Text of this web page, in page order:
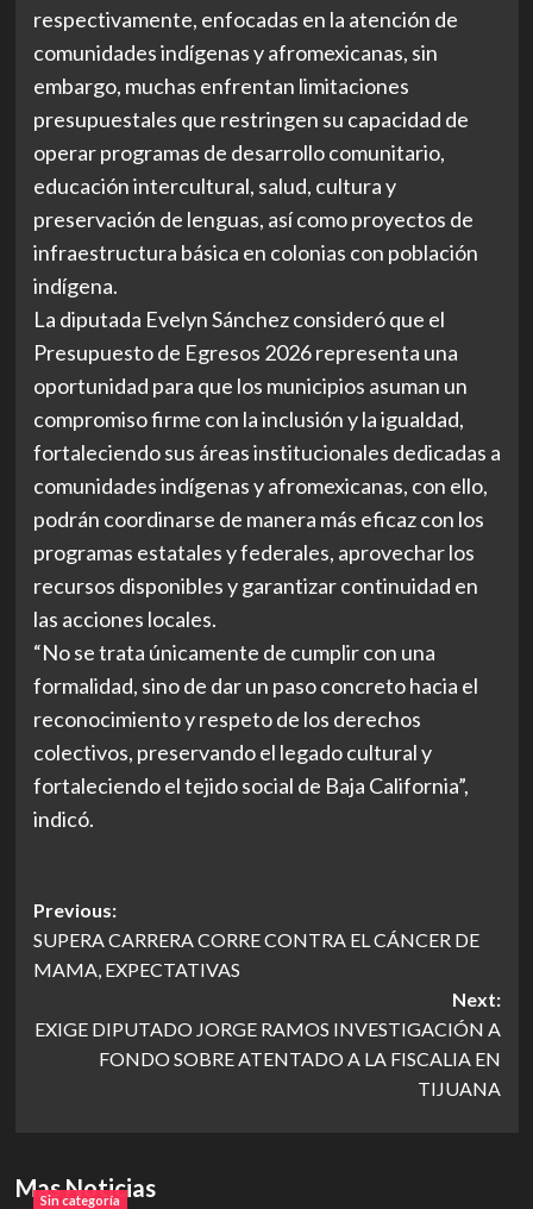
respectivamente, enfocadas en la atención de
comunidades indígenas y afromexicanas, sin
embargo, muchas enfrentan limitaciones
presupuestales que restringen su capacidad de
operar programas de desarrollo comunitario,
educación intercultural, salud, cultura y
preservación de lenguas, así como proyectos de
infraestructura básica en colonias con población
indígena.
La diputada Evelyn Sánchez consideró que el
Presupuesto de Egresos 2026 representa una
oportunidad para que los municipios asuman un
compromiso firme con la inclusión y la igualdad,
fortaleciendo sus áreas institucionales dedicadas a
comunidades indígenas y afromexicanas, con ello,
podrán coordinarse de manera más eficaz con los
programas estatales y federales, aprovechar los
recursos disponibles y garantizar continuidad en
las acciones locales.
“No se trata únicamente de cumplir con una
formalidad, sino de dar un paso concreto hacia el
reconocimiento y respeto de los derechos
colectivos, preservando el legado cultural y
fortaleciendo el tejido social de Baja California”,
indicó.
Post
navigation
Previous:
SUPERA CARRERA CORRE CONTRA EL CÁNCER DE
MAMA, EXPECTATIVAS
Next:
EXIGE DIPUTADO JORGE RAMOS INVESTIGACIÓN A
FONDO SOBRE ATENTADO A LA FISCALIA EN
TIJUANA
Mas Noticias
Sin categoría